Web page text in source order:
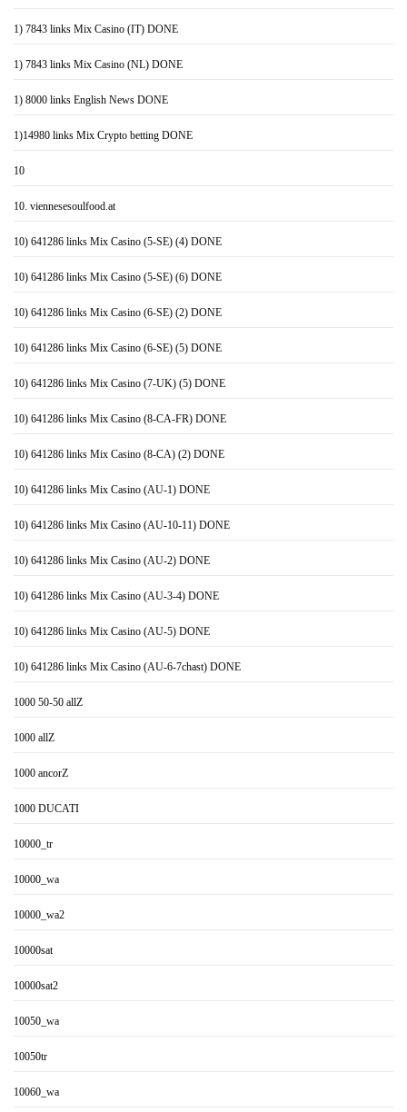
1) 7843 links Mix Casino (IT) DONE
1) 7843 links Mix Casino (NL) DONE
1) 8000 links English News DONE
1)14980 links Mix Crypto betting DONE
10
10. viennesesoulfood.at
10) 641286 links Mix Casino (5-SE) (4) DONE
10) 641286 links Mix Casino (5-SE) (6) DONE
10) 641286 links Mix Casino (6-SE) (2) DONE
10) 641286 links Mix Casino (6-SE) (5) DONE
10) 641286 links Mix Casino (7-UK) (5) DONE
10) 641286 links Mix Casino (8-CA-FR) DONE
10) 641286 links Mix Casino (8-CA) (2) DONE
10) 641286 links Mix Casino (AU-1) DONE
10) 641286 links Mix Casino (AU-10-11) DONE
10) 641286 links Mix Casino (AU-2) DONE
10) 641286 links Mix Casino (AU-3-4) DONE
10) 641286 links Mix Casino (AU-5) DONE
10) 641286 links Mix Casino (AU-6-7chast) DONE
1000 50-50 allZ
1000 allZ
1000 ancorZ
1000 DUCATI
10000_tr
10000_wa
10000_wa2
10000sat
10000sat2
10050_wa
10050tr
10060_wa